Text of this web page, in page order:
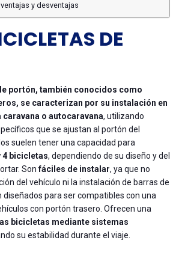
y desventajas
DE
portón, también conocidos como
se caracterizan por su instalación en
caravana o autocaravana, utilizando
que se ajustan al portón del
suelen tener una capacidad para
4 bicicletas, dependiendo de su diseño y del
Sonfáciles de instalar, ya que no
del vehículo ni la instalación de barras de
para ser compatibles con una
con portón trasero. Ofrecen una
bicicletas mediante sistemas
su estabilidad durante el viaje.